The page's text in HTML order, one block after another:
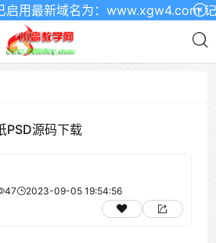
用最新域名为：www.xgw4.com 记得
PSD源码下载
47 2023-09-05 19:54:56